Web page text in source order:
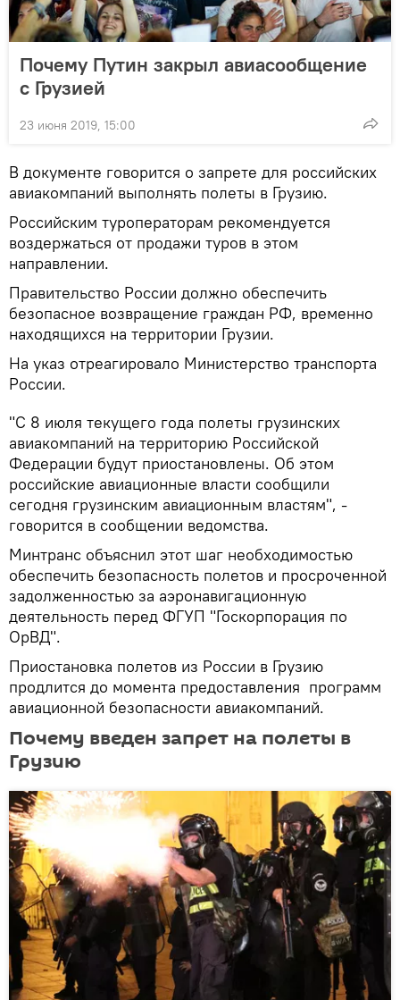
Почему Путин закрыл авиасообщение
с Грузией
23 июня 2019, 15:00
В документе говорится о запрете для российских
авиакомпаний выполнять полеты в Грузию.
Российским туроператорам рекомендуется
воздержаться от продажи туров в этом
направлении.
Правительство России должно обеспечить
безопасное возвращение граждан РФ, временно
находящихся на территории Грузии.
На указ отреагировало Министерство транспорта
России.
"С 8 июля текущего года полеты грузинских
авиакомпаний на территорию Российской
Федерации будут приостановлены. Об этом
российские авиационные власти сообщили
сегодня грузинским авиационным властям", -
говорится в сообщении ведомства.
Минтранс объяснил этот шаг необходимостью
обеспечить безопасность полетов и просроченной
задолженностью за аэронавигационную
деятельность перед ФГУП "Госкорпорация по
ОрВД".
Приостановка полетов из России в Грузию
продлится до момента предоставления программ
авиационной безопасности авиакомпаний.
Почему введен запрет на полеты в
Грузию